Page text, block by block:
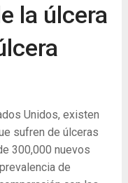
la úlcera
Unidos, existen
sufren de úlceras
300,000 nuevos
de